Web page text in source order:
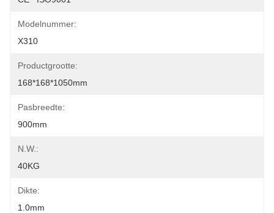
Modelnummer:
X310
Productgrootte:
168*168*1050mm
Pasbreedte:
900mm
N.W.:
40KG
Dikte:
1.0mm